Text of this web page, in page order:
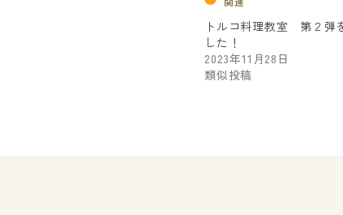
トルコ料理教室 第２弾
した！
2023年11月28日
類似投稿